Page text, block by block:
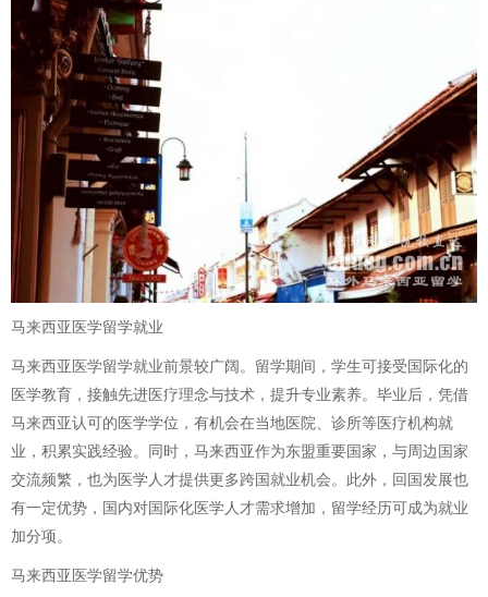
马来西亚医学留学就业
马来西亚医学留学就业前景较广阔。留学期间，学生可接受国际化的
医学教育，接触先进医疗理念与技术，提升专业素养。毕业后，凭借
马来西亚认可的医学学位，有机会在当地医院、诊所等医疗机构就
业，积累实践经验。同时，马来西亚作为东盟重要国家，与周边国家
交流频繁，也为医学人才提供更多跨国就业机会。此外，回国发展也
有一定优势，国内对国际化医学人才需求增加，留学经历可成为就业
加分项。
马来西亚医学留学优势